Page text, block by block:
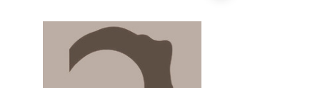
Jean Jacques